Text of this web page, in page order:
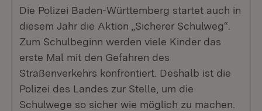
Die Polizei Baden-Württemberg startet auch in
diesem Jahr die Aktion „Sicherer Schulweg“.
Zum Schulbeginn werden viele Kinder das
erste Mal mit den Gefahren des
Straßenverkehrs konfrontiert. Deshalb ist die
Polizei des Landes zur Stelle, um die
Schulwege so sicher wie möglich zu machen.